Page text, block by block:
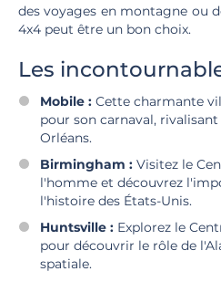
des voyages en montagne ou
4x4 peut être un bon choix.
Les
Mobile : Cette charmante
pour son carnaval,
Orléans.
Birmingham : Visitez le
l'homme et découvrez
l'histoire des États-Unis.
Huntsville : Explorez le
pour découvrir le rôle de
spatiale.